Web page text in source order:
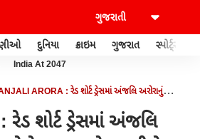
દુનિયા ક્રાઇમ ગુજરાત સ્પોર્ટ્સ
India At 2047
ARORA : રેડ શોર્ટ ડ્રેસમાં અંજલિ અરોરાનું
શોર્ટ ડ્રેસમાં અંજલિ